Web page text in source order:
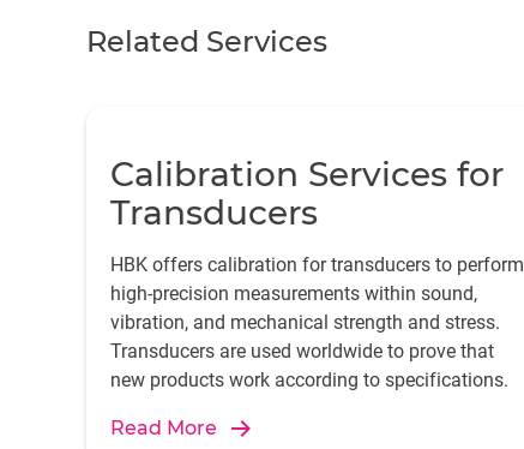
Related Services
Calibration Services for
Transducers
HBK offers calibration for transducers to perform
high-precision measurements within sound,
vibration, and mechanical strength and stress.
Transducers are used worldwide to prove that
new products work according to specifications.
Read More